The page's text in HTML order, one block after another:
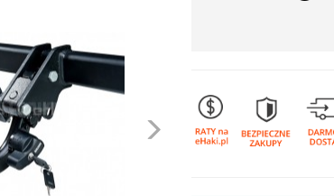
Następne